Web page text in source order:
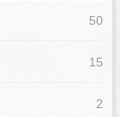
50
15
2